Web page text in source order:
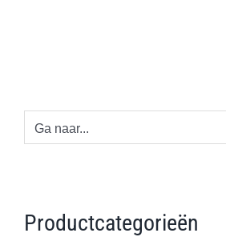
Ga naar...
Productcategorieën